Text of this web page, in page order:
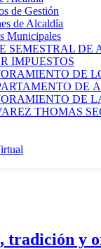
de Gestión
de Alcaldía
Municipales
SEMESTRAL DE
IMPUESTOS
DE
DE
DE
THOMAS
tradición y